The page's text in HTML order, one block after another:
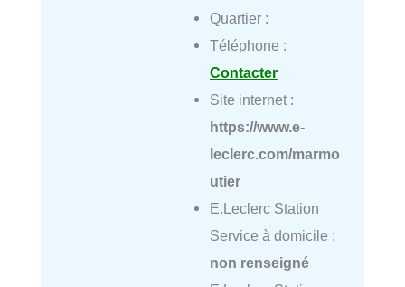
Quartier :
Téléphone :
Contacter
Site internet :
https://www.e-
leclerc.com/marmo
utier
E.Leclerc Station
Service à domicile :
non renseigné